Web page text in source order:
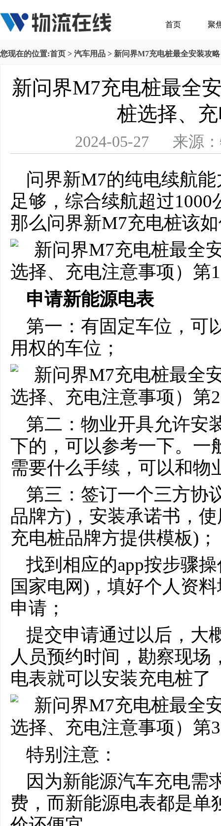
首页 聚
您现在的位置:首页 > 汽车用品 > 新问界M7充电桩最全安装攻
新问界M7充电桩最全
桩选择、
2024-05-27 来源
问界新M7的纯电续航
足够，综合续航超过
那么问界新M7充电桩该
申请新能源电表
第一：有固定车位，可
用权的车位；
第二：物业开具允许安
下的，可以参考一下。一
需要什么手续，可以和物
第三：签订一个三方协
品牌方)，安装承诺书，
充电桩品牌方提供模板)；
找到相应的app按步骤
国家电网)，填好个人资
申请；
提交申请通过以后，大
人员预约时间，勘察现
电表就可以安装充电桩了
特别注意：
因为新能源汽车充电需
费，而新能源电表都是单